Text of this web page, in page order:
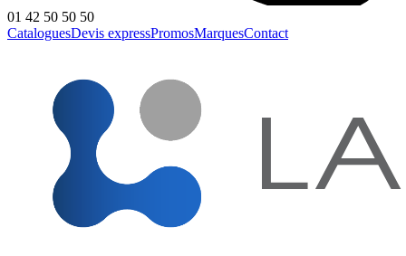
01 42 50 50 50
CataloguesDevis expressPromosMarquesContact